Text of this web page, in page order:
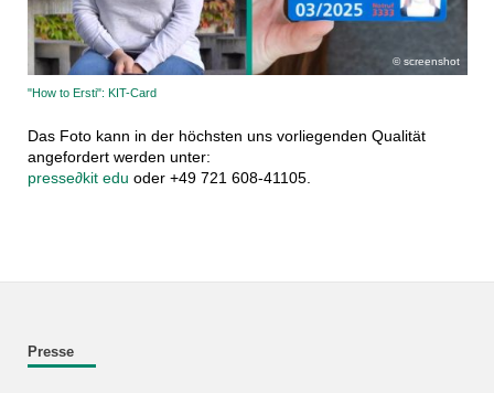
screenshot
"How to Ersti": KIT-Card
Das Foto kann in der höchsten uns vorliegenden Qualität
angefordert werden unter:
presse∂kit edu oder +49 721 608-41105.
Presse